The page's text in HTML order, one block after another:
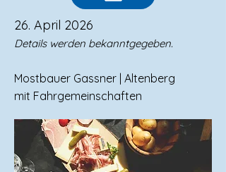
26. April 2026
Details werden bekanntgegeben.
Mostbauer Gassner | Altenberg
mit Fahrgemeinschaften